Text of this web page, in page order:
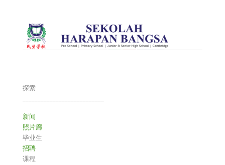
探索
新闻
照片廊
毕业生
招聘
课程